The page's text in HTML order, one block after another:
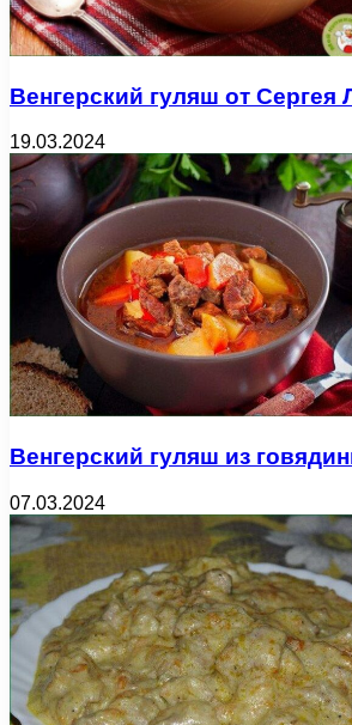
Венгерский гуляш от Сергея
19.03.2024
Венгерский гуляш из
07.03.2024